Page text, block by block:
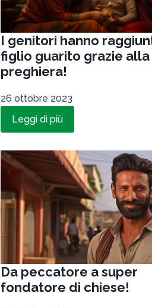
I genitori hanno
figlio guarito grazie alla
preghiera!
26 ottobre 2023
Leggi di più
Da peccatore a super
fondatore di chiese!